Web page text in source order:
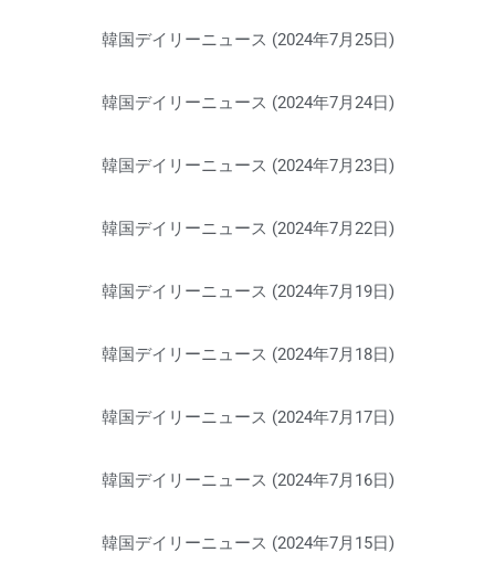
韓国デイリーニュース (2024年7月25日)
韓国デイリーニュース (2024年7月24日)
韓国デイリーニュース (2024年7月23日)
韓国デイリーニュース (2024年7月22日)
韓国デイリーニュース (2024年7月19日)
韓国デイリーニュース (2024年7月18日)
韓国デイリーニュース (2024年7月17日)
韓国デイリーニュース (2024年7月16日)
韓国デイリーニュース (2024年7月15日)